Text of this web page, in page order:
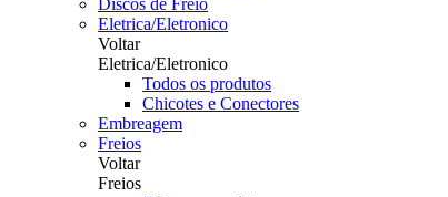
Discos de Freio
Eletrica/Eletronico
Voltar
Eletrica/Eletronico
Todos os produtos
Chicotes e Conectores
Embreagem
Freios
Voltar
Freios